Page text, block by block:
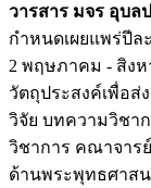
วารสาร มจร อุบล
กำหนดเผยแพร่ปีล
2 พฤษภาคม - สิง
วัตถุประสงค์เพื่อส่
วิจัย บทความวิชา
วิชาการ คณาจาร
ด้านพระพุทธศาส